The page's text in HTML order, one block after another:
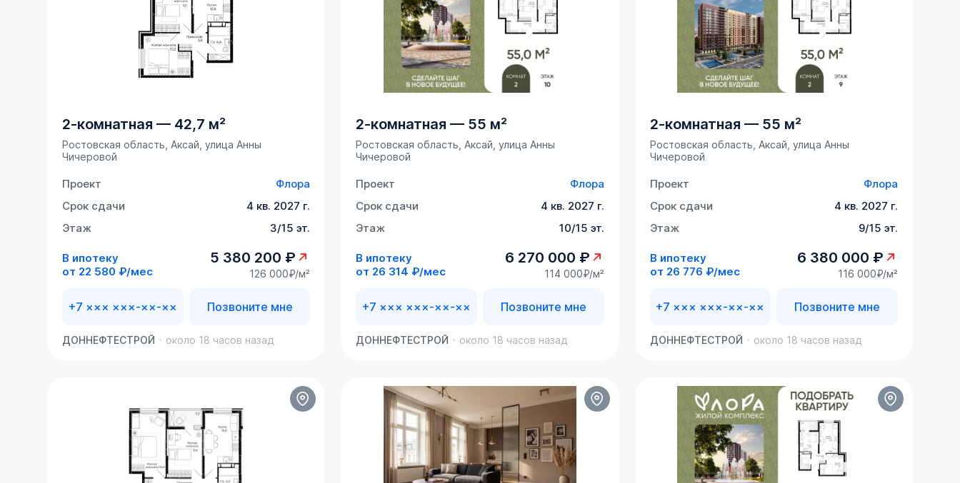
2-комнатная — 42,7 м²
Ростовская область, Аксай, улица Анны
Чичеровой
Проект
Флора
Срок сдачи
4 кв. 2027 г.
Этаж
3/15 эт.
В ипотеку
от 22 580 ₽/мес
5 380 200 ₽
126 000₽/м²
+7 ××× ×××-××-×× Позвоните мне
ДОННЕФТЕСТРОЙ около 18 часов назад
2-комнатная — 55 м²
Ростовская область, Аксай, улица Анны
Чичеровой
Проект
Флора
Срок сдачи
4 кв. 2027 г.
Этаж
10/15 эт.
В ипотеку
от 26 314 ₽/мес
6 270 000 ₽
114 000₽/м²
+7 ××× ×××-××-×× Позвоните мне
ДОННЕФТЕСТРОЙ около 18 часов назад
2-комнатная — 55 м²
Ростовская область, Аксай, улица Анны
Чичеровой
Проект
Флора
Срок сдачи
4 кв. 2027 г.
Этаж
9/15 эт.
В ипотеку
от 26 776 ₽/мес
6 380 000 ₽
116 000₽/м²
+7 ××× ×××-××-×× Позвоните мне
ДОННЕФТЕСТРОЙ около 18 часов назад